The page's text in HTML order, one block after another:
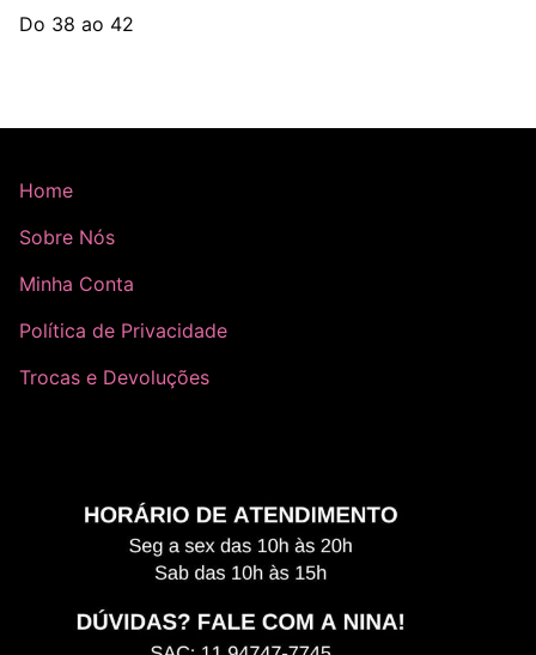
Do 38 ao 42
Home
Sobre Nós
Minha Conta
Política de Privacidade
Trocas e Devoluções